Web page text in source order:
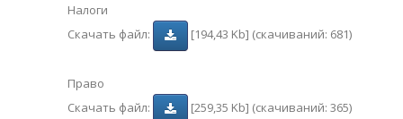
Налоги
Скачать файл:
[194,43 Kb] (cкачиваний: 681)
Право
Скачать файл:
[259,35 Kb] (cкачиваний: 365)